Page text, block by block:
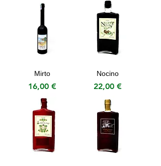
Mirto
Prezzo
16,00 €
Nocino
Prezzo
22,00 €